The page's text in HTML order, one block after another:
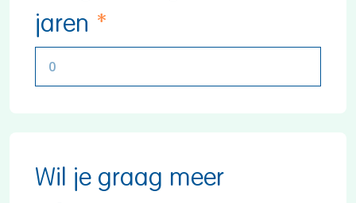
jaren *
Wil je graag meer